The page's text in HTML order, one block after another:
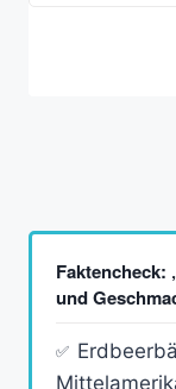
Faktencheck:
und